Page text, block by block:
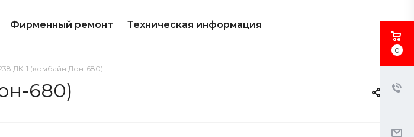
Фирменный ремонт Техническая информация
ДК-1 (комбайн Дон-680)
680)
0